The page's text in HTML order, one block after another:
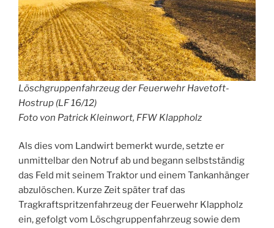
Löschgruppenfahrzeug der Feuerwehr Havetoft-
Hostrup (LF 16/12)
Foto von Patrick Kleinwort, FFW Klappholz
Als dies vom Landwirt bemerkt wurde, setzte er
unmittelbar den Notruf ab und begann selbstständig
das Feld mit seinem Traktor und einem Tankanhänger
abzulöschen. Kurze Zeit später traf das
Tragkraftspritzenfahrzeug der Feuerwehr Klappholz
ein, gefolgt vom Löschgruppenfahrzeug sowie dem